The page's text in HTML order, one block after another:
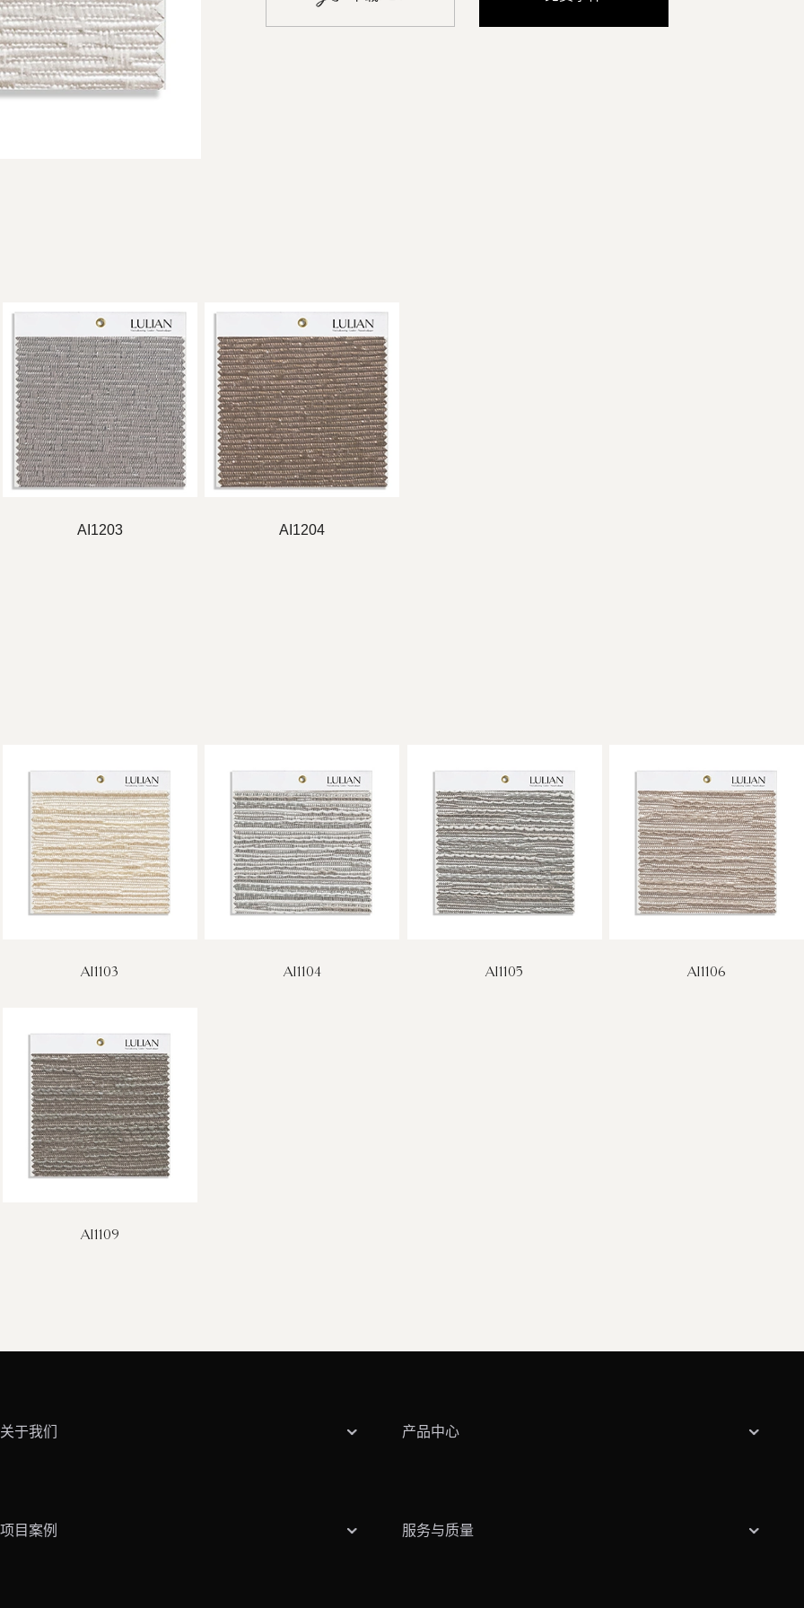
AI1203 AI1204
AI1103 AI1104 AI1105 AI1106
AI1109
关于我们 产品中心
项目案例 服务与质量